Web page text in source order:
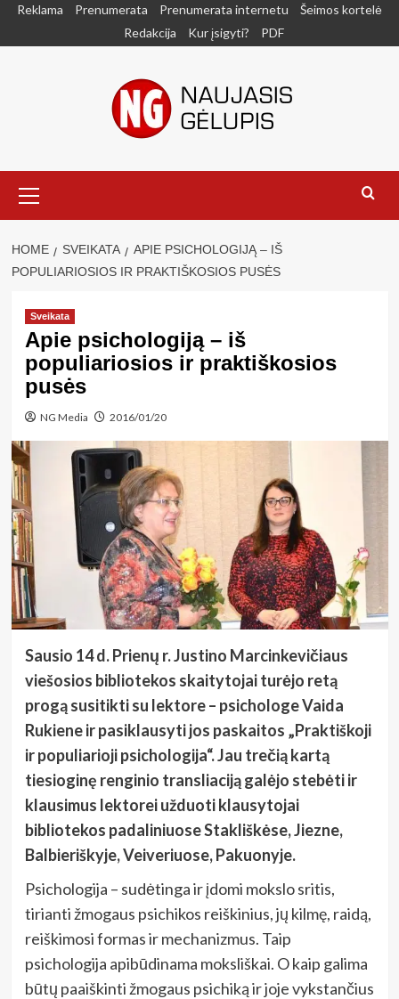
SkipReklama Prenumerata Prenumerata internetu
Šeimos kortelė
Redakcija
Kur įsigyti? PDF
Menu
HOME SVEIKATA
APIE PSICHOLOGIJĄ – IŠ
POPULIARIOSIOS IR PRAKTIŠKOSIOS PUSĖS
Sveikata
Apie psichologiją – iš
populiariosios ir praktiškosios
pusės
NG Media 2016/01/20
Sausio 14 d. Prienų r. Justino Marcinkevičiaus
viešosios bibliotekos skaitytojai turėjo retą
progą susitikti su lektore – psichologe Vaida
Rukiene ir pasiklausyti jos paskaitos „Praktiškoji
ir populiarioji psichologija“. Jau trečią kartą
tiesioginę renginio transliaciją galėjo stebėti ir
klausimus lektorei užduoti klausytojai
bibliotekos padaliniuose Stakliškėse, Jiezne,
Balbieriškyje, Veiveriuose, Pakuonyje.
Psichologija – sudėtinga ir įdomi mokslo sritis,
tirianti žmogaus psichikos reiškinius, jų kilmę, raidą,
reiškimosi formas ir mechanizmus. Taip
psichologija apibūdinama moksliškai. O kaip galima
būtų paaiškinti žmogaus psichiką ir joje vykstančius